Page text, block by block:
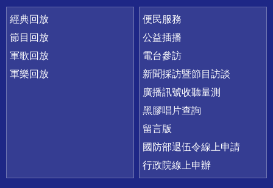
經典回放
節目回放
軍歌回放
軍樂回放
便民服務
公益插播
電台參訪
新聞採訪暨節目訪談
廣播訊號收聽量測
黑膠唱片查詢
留言版
國防部退伍令線上申請
行政院線上申辦